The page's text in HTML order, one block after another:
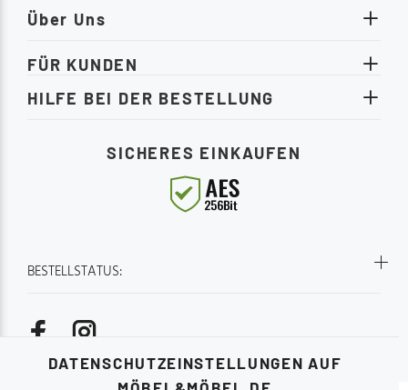
DATENSCHUTZEINSTELLUNGEN AUF
BESTELLSTATUS:
Über Uns
FÜR KUNDEN
HILFE BEI DER BESTELLUNG
SICHERES EINKAUFEN